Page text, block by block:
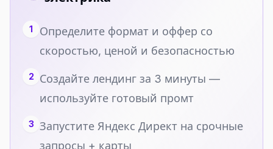
1
Определите формат и оффер со
скоростью, ценой и безопасностью
2
Создайте лендинг за 3 минуты —
используйте готовый промт
3 Запустите Яндекс Директ на срочные
запросы + карты